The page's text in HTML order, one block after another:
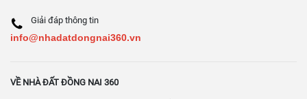
Giải đáp thông tin
info@nhadatdongnai360.vn
VỀ NHÀ ĐẤT ĐỒNG NAI 360